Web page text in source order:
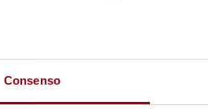
Consenso